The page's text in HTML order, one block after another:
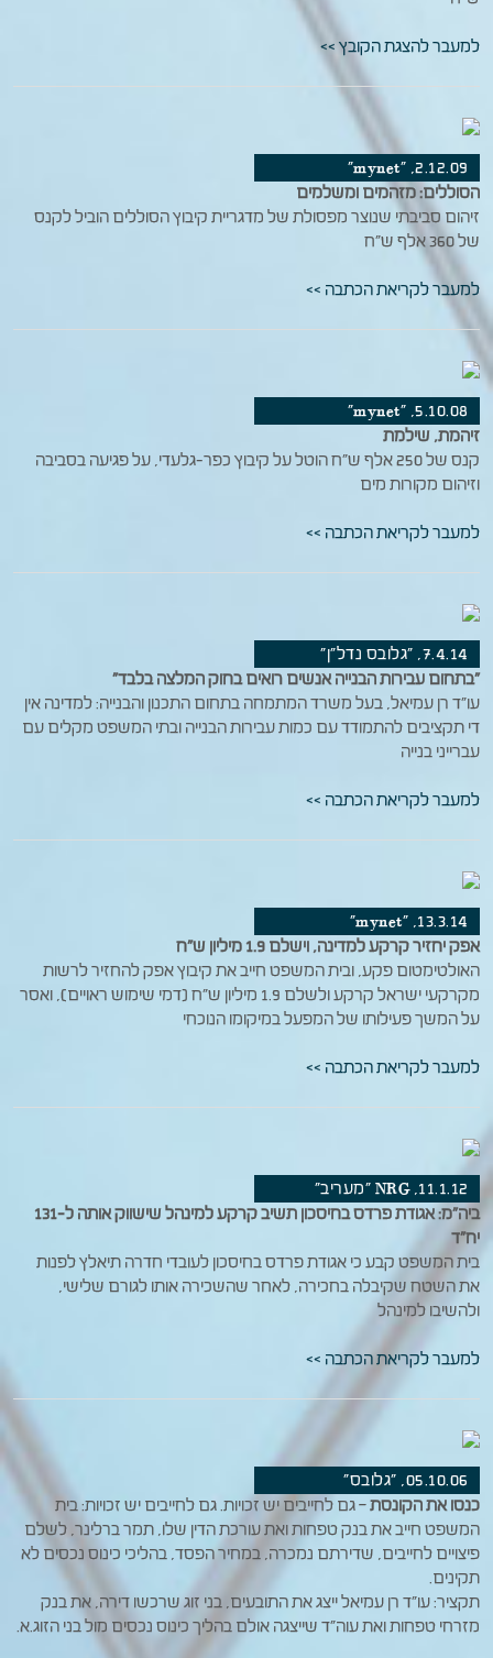
למעבר להצגת הקובץ >>
2.12.09, "mynet"
הסוללים: מזהמים ומשלמים
זיהום סביבתי שנוצר מפסולת של מדגריית קיבוץ הסוללים הוביל לקנס
של 360 אלף ש"ח
למעבר לקריאת הכתבה >>
5.10.08, "mynet"
זיהמת, שילמת
קנס של 250 אלף ש"ח הוטל על קיבוץ כפר-גלעדי, על פגיעה בסביבה
וזיהום מקורות מים
למעבר לקריאת הכתבה >>
7.4.14, "גלובס נדל"ן"
"בתחום עבירות הבנייה אנשים רואים בחוק המלצה בלבד"
עו"ד רן עמיאל, בעל משרד המתמחה בתחום התכנון והבנייה: למדינה אין
די תקציבים להתמודד עם כמות עבירות הבנייה ובתי המשפט מקלים עם
עברייני בנייה
למעבר לקריאת הכתבה >>
13.3.14, "mynet"
אפק יחזיר קרקע למדינה, וישלם 1.9 מיליון ש"ח
האולטימטום פקע, ובית המשפט חייב את קיבוץ אפק להחזיר לרשות
מקרקעי ישראל קרקע ולשלם 1.9 מיליון ש"ח (דמי שימוש ראויים), ואסר
על המשך פעילותו של המפעל במיקומו הנוכחי
למעבר לקריאת הכתבה >>
11.1.12, NRG "מעריב"
ביה"מ: אגודת פרדס בחיסכון תשיב קרקע למינהל שישווק אותה ל-131
יח"ד
בית המשפט קבע כי אגודת פרדס בחיסכון לעובדי חדרה תיאלץ לפנות
את השטח שקיבלה בחכירה, לאחר שהשכירה אותו לגורם שלישי,
ולהשיבו למינהל
למעבר לקריאת הכתבה >>
05.10.06, "גלובס"
כנסו את הקונסת– גם לחייבים יש זכויות. גם לחייבים יש זכויות: בית
המשפט חייב את בנק טפחות ואת עורכת הדין שלו, תמר ברלינר, לשלם
פיצויים לחייבים, שדירתם נמכרה, במחיר הפסד, בהליכי כינוס נכסים לא
תקינים.
תקציר: עו"ד רן עמיאל ייצג את התובעים, בני זוג שרכשו דירה, את בנק
מזרחי טפחות ואת עוה"ד שייצגה אולם בהליך כינוס נכסים מול בני הזוג.א.